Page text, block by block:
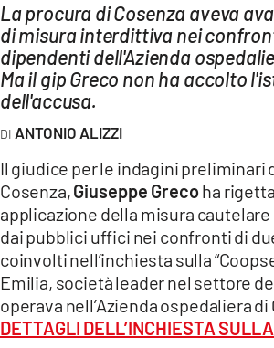
LaC
Network
LACPLAY.IT
LACTV.IT
LACONAIR.IT
LACITYMAG.IT
ILREGGINO.IT
COSENZACHANNEL.IT
ILVIBONESE.IT
CATANZAROCHANNEL.IT
La procura di Cosenza aveva
di misura interdittiva nei
dipendenti dell'Azienda
Ma il gip Greco non ha accolto
dell'accusa.
ANTONIO ALIZZI
Il giudice per le indagini preliminari
Cosenza,Giuseppe Grecoha
applicazione della misura
dai pubblici uffici nei confronti di
coinvolti nell’inchiesta sulla
Emilia, società leader nel settore
operava nell’Azienda ospedaliera di
DETTAGLI DELL’INCHIESTA